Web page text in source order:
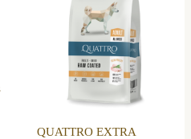
QUATTRO EXTRA
multiple
variants.
The
options